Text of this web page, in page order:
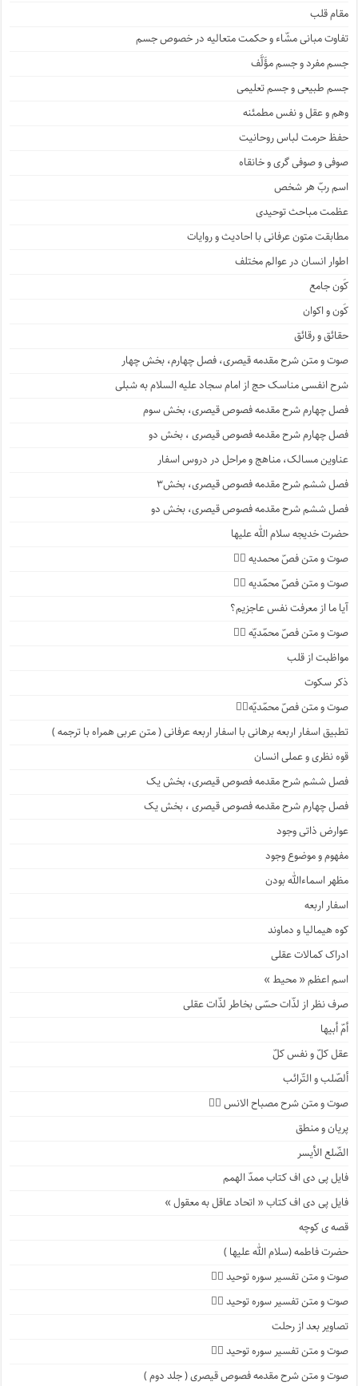
مقام قلب
تفاوت مبانی مشّاء و حکمت متعالیه در خصوص جسم
جسم مفرد و جسم مؤَلَّف
جسم طبیعی و جسم تعلیمی
وهم و عقل و نفس مطمئنه
حفظ حرمت لباس روحانیت
صوفی و صوفی گری و خانقاه
اسم ربّ هر شخص
عظمت مباحث توحیدی
مطابقت متون عرفانی با احادیث و روایات
اطوار انسان در عوالم مختلف
کَون جامع
کَون و اکوان
حقائق و رقائق
صوت و متن شرح مقدمه قیصری، فصل چهارم، بخش چهار
شرح انفسی مناسک حج از امام سجاد علیه السلام به شبلی
فصل چهارم شرح مقدمه فصوص قیصری، بخش سوم
فصل چهارم شرح مقدمه فصوص قیصری ، بخش دو
عناوین مسالک، مناهج و مراحل در دروس اسفار
فصل ششم شرح مقدمه فصوص قیصری، بخش۳
فصل ششم شرح مقدمه فصوص قیصری، بخش دو
حضرت خدیجه سلام الله علیها
صوت و متن فصّ محمدیه ۴️⃣
صوت و متن فصّ محمّدیه ۳️⃣
آیا ما از معرفت نفس عاجزیم؟
صوت و متن فصّ محمّدیّه ۲️⃣
مواظبت از قلب
ذکر سکوت
صوت و متن فصّ محمّدیّه۱️⃣
تطبیق اسفار اربعه برهانی با اسفار اربعه عرفانی ( متن عربی همراه با ترجمه )
قوه نظری و عملی انسان
فصل ششم شرح مقدمه فصوص قیصری، بخش یک
فصل چهارم شرح مقدمه فصوص قیصری ، بخش یک
عوارض ذاتی وجود
مفهوم و موضوع وجود
مظهر اسماءالله بودن
اسفار اربعه
کوه هیمالیا و دماوند
ادراک کمالات عقلی
اسم اعظم « محیط »
صرف نظر از لذّات حسّی بخاطر لذّات عقلی
أمّ أبیها
عقل کلّ و نفس کلّ
ألصّلب و التّرائب
صوت و متن شرح مصباح الانس ۹️⃣
پریان و منطق
الضّلع الأیسر
فایل پی دی اف کتاب ممدّ الهمم
فایل پی دی اف کتاب « اتحاد عاقل به معقول »
قصه ی کوچه
حضرت فاطمه (سلام الله علیها )
صوت و متن تفسیر سوره توحید ۴️⃣
صوت و متن تفسیر سوره توحید ۳️⃣
تصاویر بعد از رحلت
صوت و متن تفسیر سوره توحید ۲️⃣
صوت و متن شرح مقدمه فصوص قیصری ( جلد دوم )